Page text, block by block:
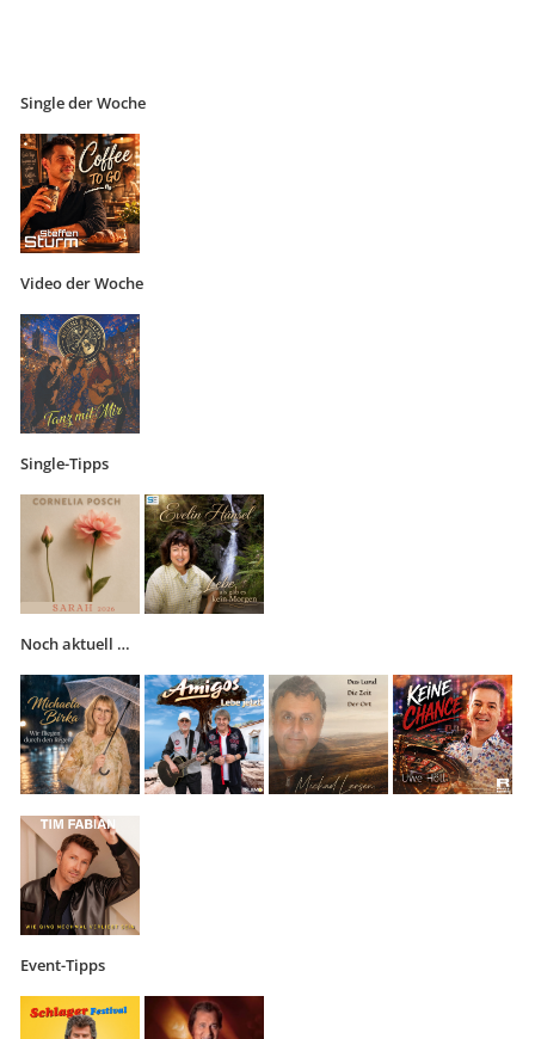
Single der Woche
Video der Woche
Single-Tipps
Noch aktuell …
Event-Tipps